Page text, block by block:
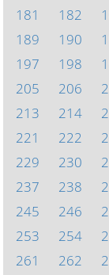
181
182
189
190
197
198
205
206
213
214
221
222
229
230
237
238
245
246
253
254
261
262